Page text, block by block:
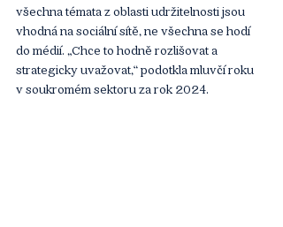
všechna témata z oblasti udržitelnosti jsou
vhodná na sociální sítě, ne všechna se hodí
do médií. „Chce to hodně rozlišovat a
strategicky uvažovat,“ podotkla mluvčí roku
v soukromém sektoru za rok 2024.